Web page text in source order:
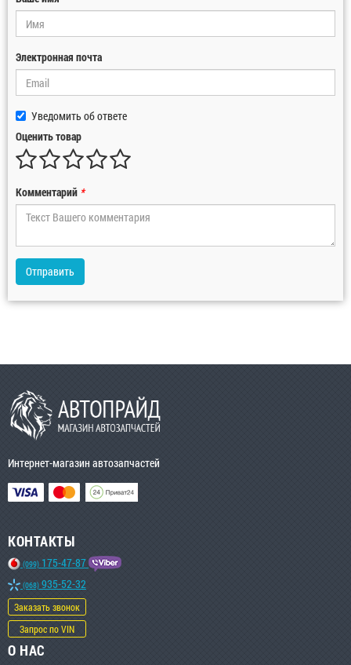
Электронная почта
Уведомить об ответе
Оценить товар
Комментарий *
Отправить
Интернет-магазин автозапчастей
КОНТАКТЫ
(099) 175-47-87
(068) 935-52-32
Заказать звонок
Запрос по VIN
О НАС